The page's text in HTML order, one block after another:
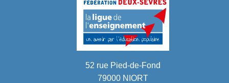
52 rue Pied-de-Fond
79000 NIORT